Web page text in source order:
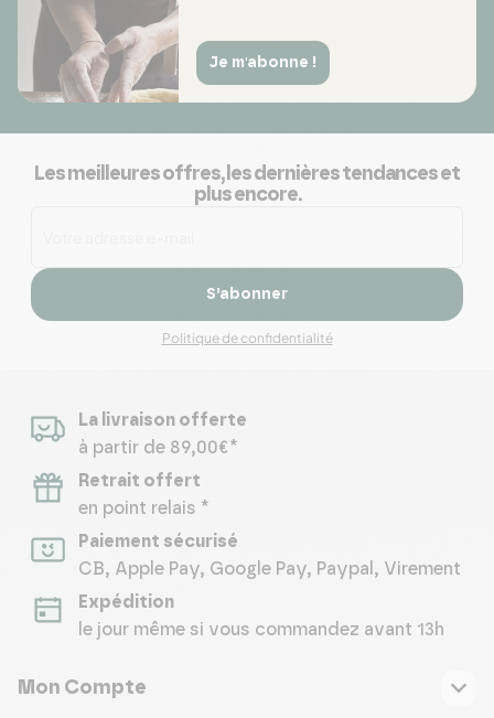
Je m'abonne !
Les meilleures offres, les dernières tendances et
plus encore.
S’abonner
Politique de confidentialité
La livraison offerte
à partir de 89,00€*
Retrait offert
en point relais *
Paiement sécurisé
CB, Apple Pay, Google Pay, Paypal, Virement
Expédition
le jour même si vous commandez avant 13h
Mon Compte